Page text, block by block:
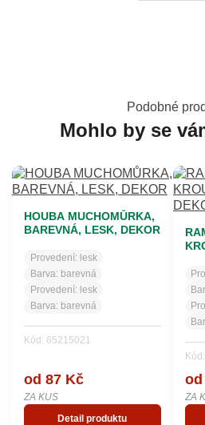
Podobné
Mohlo by se
HOUBA MUCHOMŮRKA,
BAREVNÁ, LESK, DEKOR
Provedení: lesk
Barva: barevná
Provedení: lesk
Barva: barevná
Kód: 65215021
od 87 Kč
ZA KUS
Detail produktu
od
ZA